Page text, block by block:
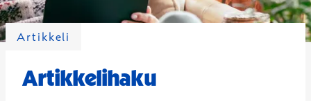
Artikkeli
Artikkelihaku